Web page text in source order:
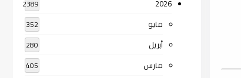
2026
2389
مايو 352
أبريل 280
مارس 405